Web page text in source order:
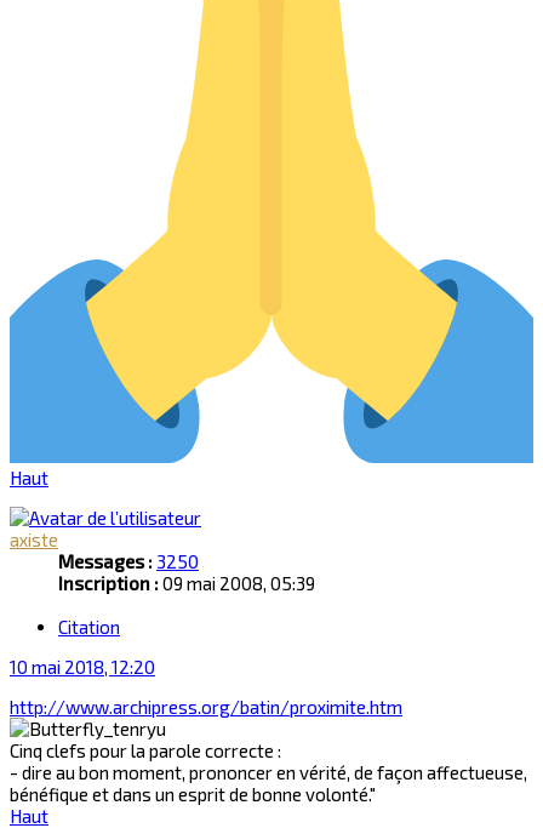
Haut
axiste
Messages : 3250
Inscription :09 mai 2008, 05:39
Citation
10 mai 2018, 12:20
http://www.archipress.org/batin/proximite.htm
Cinq clefs pour la parole correcte :
- dire au bon moment, prononcer en vérité, de façon affectueuse,
bénéfique et dans un esprit de bonne volonté."
Haut